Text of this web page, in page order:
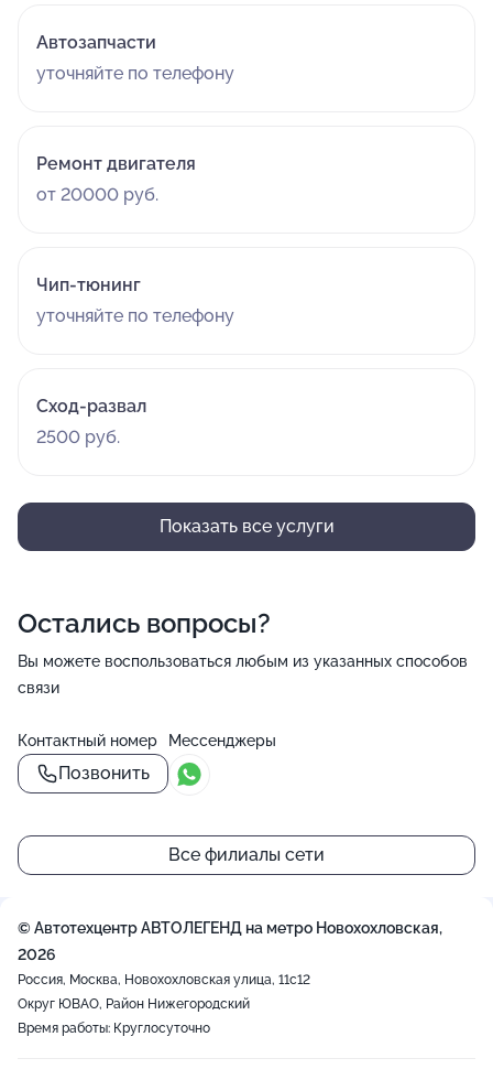
Автозапчасти
уточняйте по телефону
Ремонт двигателя
от 20000 руб.
Чип-тюнинг
уточняйте по телефону
Сход-развал
2500 руб.
Показать все услуги
Остались вопросы?
Вы можете воспользоваться любым из указанных способов
связи
Контактный номер
Позвонить
Мессенджеры
Все филиалы сети
© Автотехцентр АВТОЛЕГЕНД на метро Новохохловская,
2026
Россия, Москва, Новохохловская улица, 11с12
Округ ЮВАО, Район Нижегородский
Время работы: Круглосуточно